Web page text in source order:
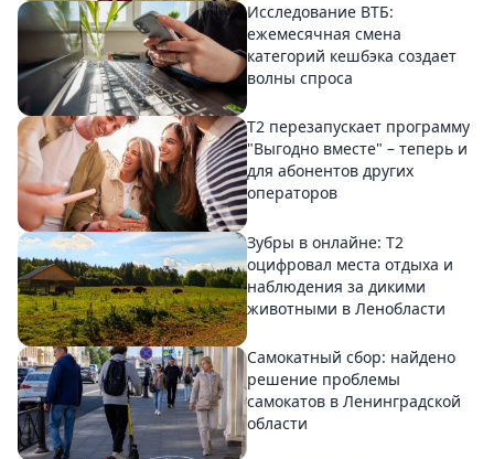
Исследование ВТБ:
ежемесячная смена
категорий кешбэка создает
волны спроса
Т2 перезапускает программу
"Выгодно вместе" – теперь и
для абонентов других
операторов
Зубры в онлайне: Т2
оцифровал места отдыха и
наблюдения за дикими
животными в Ленобласти
Самокатный сбор: найдено
решение проблемы
самокатов в Ленинградской
области